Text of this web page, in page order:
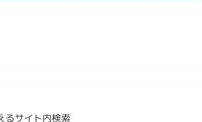
るサイト内検索